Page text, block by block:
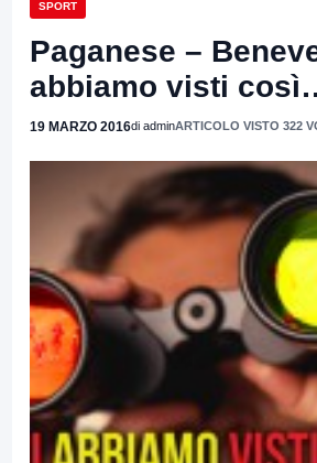
SPORT
Paganese –
abbiamo visti
19 MARZO 2016di adminARTICOLO VISTO 322